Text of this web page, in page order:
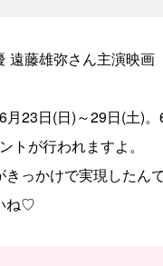
藤雄弥さん主演映
月23日(日)～29日(土)
トが行われますよ。
きっかけで実現したん
ね♡